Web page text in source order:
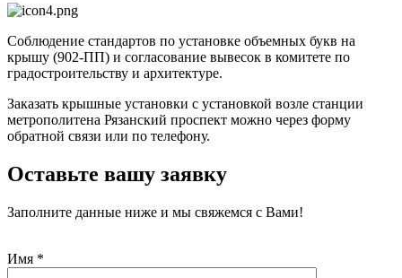
Соблюдение стандартов по установке объемных букв на
крышу (902-ПП) и согласование вывесок в комитете по
градостроительству и архитектуре.
Заказать крышные установки с установкой возле станции
метрополитена Рязанский проспект можно через форму
обратной связи или по телефону.
Оставьте вашу заявку
Заполните данные ниже и мы свяжемся с Вами!
Имя *